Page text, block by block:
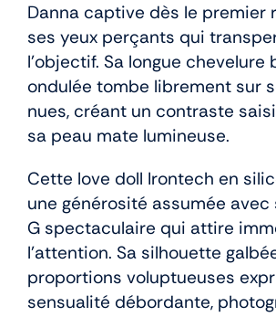
Danna captive dès le premier
ses yeux perçants qui
l’objectif. Sa longue chevelure
ondulée tombe librement sur
nues, créant un contraste
sa peau mate lumineuse.
Cette love doll Irontech en
une générosité assumée
G spectaculaire qui attire
l’attention. Sa silhouette
proportions voluptueuses
sensualité débordante,